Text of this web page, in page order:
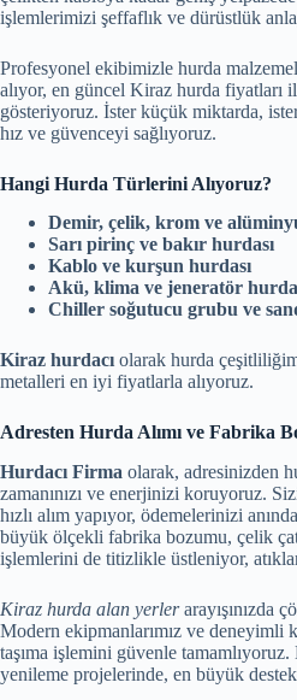
işlemlerimizi şeffaflık ve dürüstlük
Profesyonel ekibimizle hurda
alıyor, en güncel Kiraz hurda fiyatları
gösteriyoruz. İster küçük miktarda,
hız ve güvenceyi sağlıyoruz.
Hangi Hurda Türlerini Alıyoruz?
Demir, çelik, krom ve
Sarı pirinç ve bakır hurdası
Kablo ve kurşun hurdası
Akü, klima ve jeneratör
Chiller soğutucu grubu ve
Kiraz hurdacı olarak hurda
metalleri en iyi fiyatlarla alıyoruz.
Adresten Hurda Alımı ve Fabrika
Hurdacı Firma olarak, adresinizden
zamanınızı ve enerjinizi koruyoruz.
hızlı alım yapıyor, ödemelerinizi
büyük ölçekli fabrika bozumu, çelik
işlemlerini de titizlikle üstleniyor,
Kiraz hurda alan yerlerarayışınızda
Modern ekipmanlarımız ve deneyimli
taşıma işlemini güvenle
yenileme projelerinde, en büyük